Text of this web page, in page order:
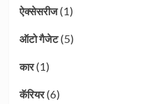
ऐक्सेसरीज(1)
ऑटो गैजेट(5)
कार(1)
कॅरियर(6)